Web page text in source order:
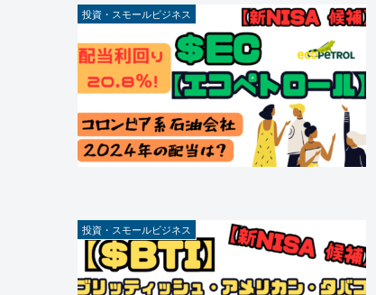
投資・スモールビジネス
投資・スモールビジネス